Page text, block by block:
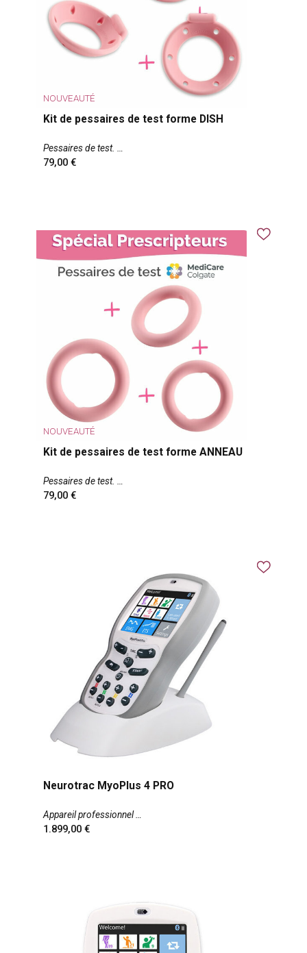
NOUVEAUTÉ
Kit de pessaires de test forme DISH
Pessaires de test.
79,00
NOUVEAUTÉ
Kit de pessaires de test forme ANNEAU
Pessaires de test.
79,00
Neurotrac MyoPlus 4 PRO
Appareil professionnel
1.899,00